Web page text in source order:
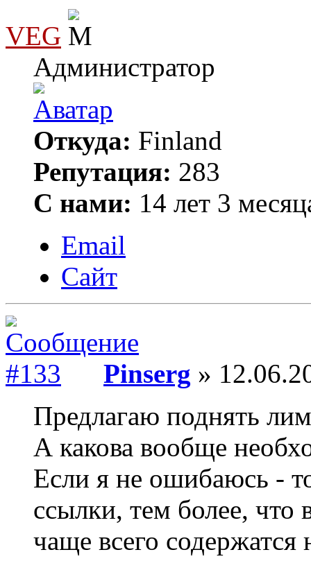
VEG
Администратор
Откуда: Finland
Репутация: 283
С нами: 14 лет 3
Email
Сайт
Pinserg »
Предлагаю поднять
А какова вообще
Если я не ошибаюсь -
ссылки, тем более, что
чаще всего содержатся